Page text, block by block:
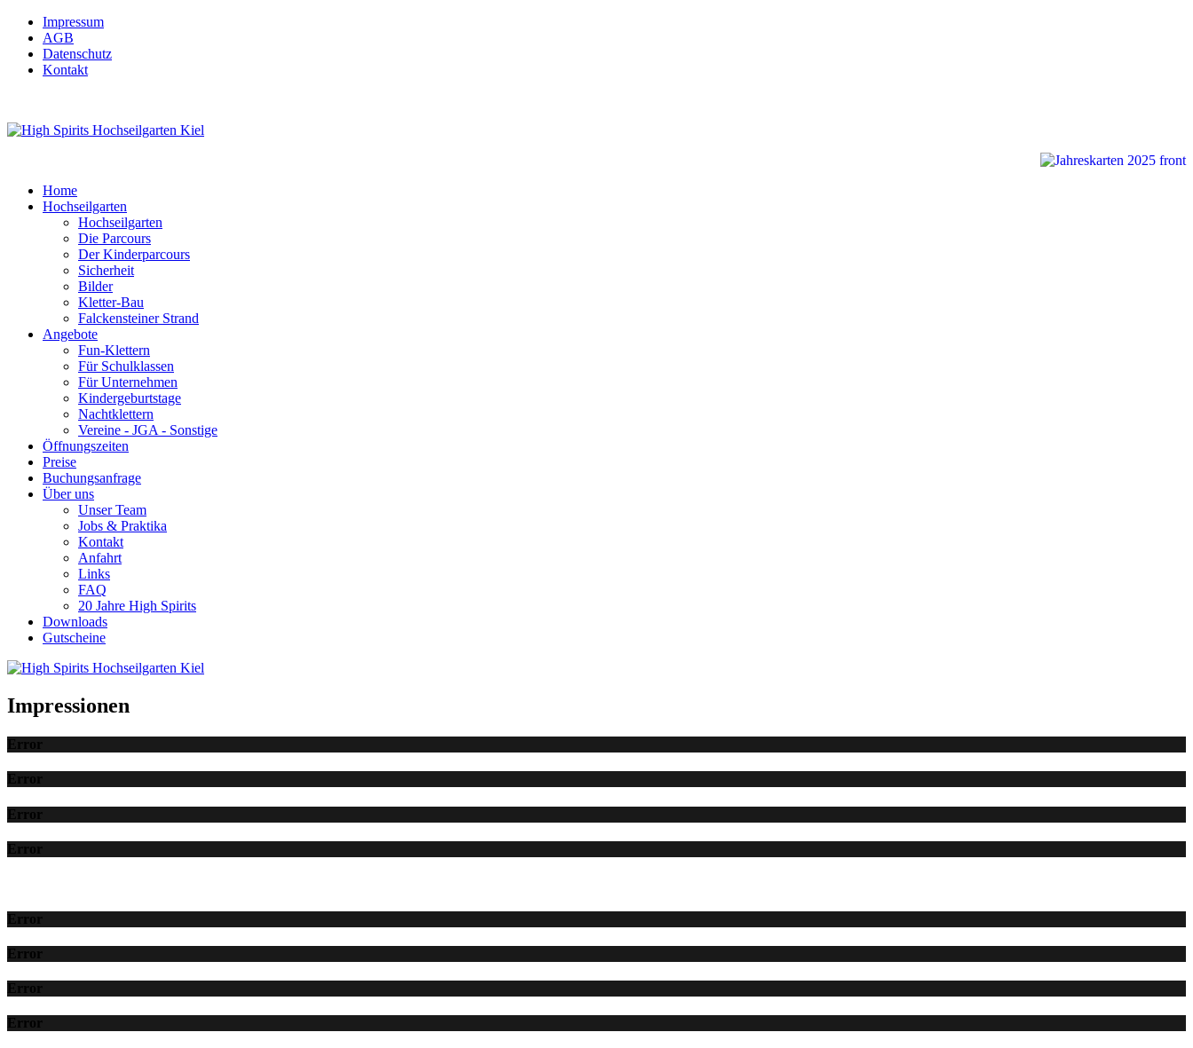
Impressum
AGB
Datenschutz
Kontakt
Home
Hochseilgarten
Hochseilgarten
Die Parcours
Der Kinderparcours
Sicherheit
Bilder
Kletter-Bau
Falckensteiner Strand
Angebote
Fun-Klettern
Für Schulklassen
Für Unternehmen
Kindergeburtstage
Nachtklettern
Vereine - JGA - Sonstige
Öffnungszeiten
Preise
Buchungsanfrage
Über uns
Unser Team
Jobs & Praktika
Kontakt
Anfahrt
Links
FAQ
20 Jahre High Spirits
Downloads
Gutscheine
Impressionen
Error
Error
Error
Error
Error
Error
Error
Error